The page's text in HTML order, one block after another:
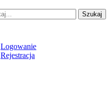
Szukaj
Logowanie
Rejestracja